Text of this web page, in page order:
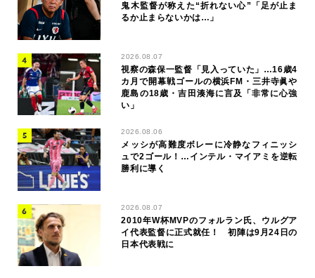
鬼木監督が称えた“折れない心”「足が止ま
るか止まらないかは…」
2026.08.07
視察の森保一監督「見入っていた」…16歳4
カ月で開幕戦ゴールの横浜FM・三井寺眞や
鹿島の18歳・吉田湊海に言及「非常に心強
い」
2026.08.06
メッシが高難度ボレーに冷静なフィニッシ
ュで2ゴール！…インテル・マイアミを逆転
勝利に導く
2026.08.07
2010年W杯MVPのフォルラン氏、ウルグア
イ代表監督に正式就任！ 初陣は9月24日の
日本代表戦に